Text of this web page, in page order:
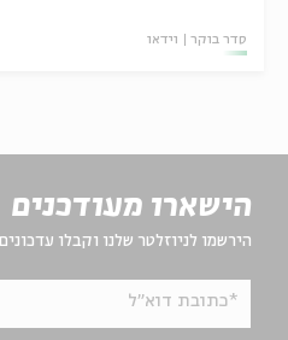
סדר בוקר וידאו
הישארו מעודכנים
הירשמו לניוזלטר שלנו וקבלו
*כתובת דוא"ל